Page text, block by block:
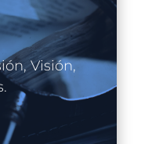
Visión,